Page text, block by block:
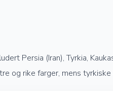
Persia (Iran), Tyrkia,
og rike farger, mens